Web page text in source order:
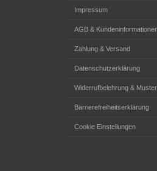
Impressum
AGB &
Zahlung & Versand
Datenschutzerklärung
Widerrufbelehrung &
Barrierefreiheitserklärung
Cookie Einstellungen